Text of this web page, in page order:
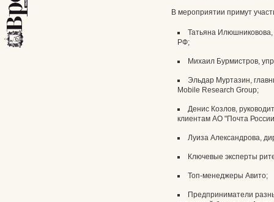
В мероприятии примут
Татьяна Илюшниковова,
РФ;
Михаил Бурмистров,
Эльдар Муртазин,
Mobile Research Group;
Денис Козлов,
клиентам АО "Почта
Луиза Александрова,
Ключевые эксперты
Топ-менеджеры Авито;
Предприниматели